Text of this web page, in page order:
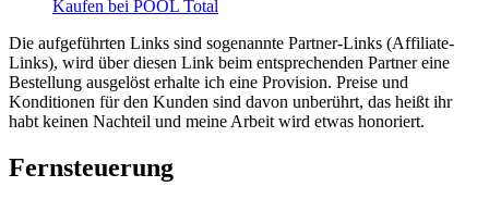
Kaufen bei POOL Total
Die aufgeführten Links sind sogenannte Partner-Links (Affiliate-
Links), wird über diesen Link beim entsprechenden Partner eine
Bestellung ausgelöst erhalte ich eine Provision. Preise und
Konditionen für den Kunden sind davon unberührt, das heißt ihr
habt keinen Nachteil und meine Arbeit wird etwas honoriert.
Fernsteuerung